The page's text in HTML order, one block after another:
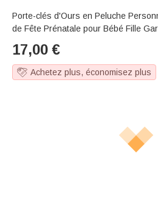
Porte-clés d'Ours en Peluche
de Fête Prénatale pour Bébé Fille
17,00 €
Achetez plus, économisez plus